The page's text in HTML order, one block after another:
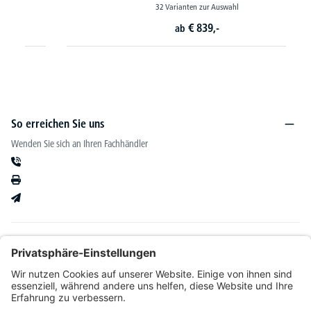
32 Varianten zur Auswahl
839,-
So erreichen Sie uns
Wenden Sie sich an Ihren Fachhändler
Kataloge & mehr